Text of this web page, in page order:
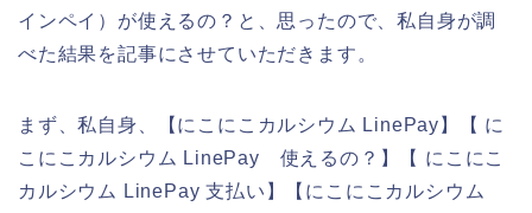
インペイ）が使えるの？と、思ったので、私自身が調
べた結果を記事にさせていただきます。
まず、私自身、【にこにこカルシウム LinePay】【 に
こにこカルシウム LinePay 使えるの？】【 にこにこ
カルシウム LinePay 支払い】【にこにこカルシウム